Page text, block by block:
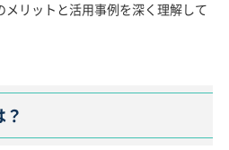
リットと活用事例を深く理解して